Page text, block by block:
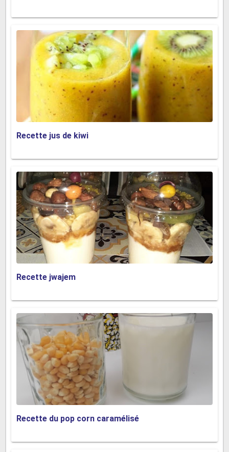
Recette jus de kiwi
Recette jwajem
Recette du pop corn caramélisé